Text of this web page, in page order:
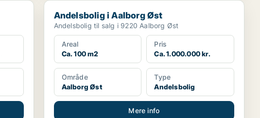
Andelsbolig i Aalborg Øst
Andelsbolig i Aalborg Øst
Andelsbolig til salg i 9220 Aalborg Øst
Areal
Ca. 100 m2
Pris
Ca. 1.000.000 kr.
Område
Aalborg Øst
Type
Andelsbolig
Mere info